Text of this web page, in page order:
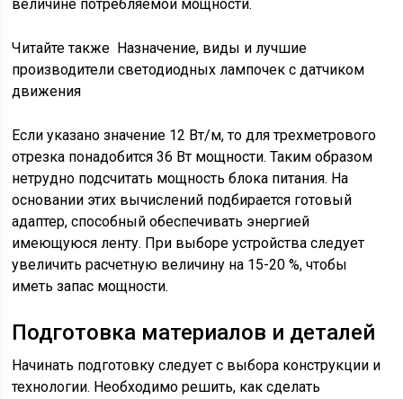
величине потребляемой мощности.
Читайте также Назначение, виды и лучшие
производители светодиодных лампочек с датчиком
движения
Если указано значение 12 Вт/м, то для трехметрового
отрезка понадобится 36 Вт мощности. Таким образом
нетрудно подсчитать мощность блока питания. На
основании этих вычислений подбирается готовый
адаптер, способный обеспечивать энергией
имеющуюся ленту. При выборе устройства следует
увеличить расчетную величину на 15-20 %, чтобы
иметь запас мощности.
Подготовка материалов и деталей
Начинать подготовку следует с выбора конструкции и
технологии. Необходимо решить, как сделать